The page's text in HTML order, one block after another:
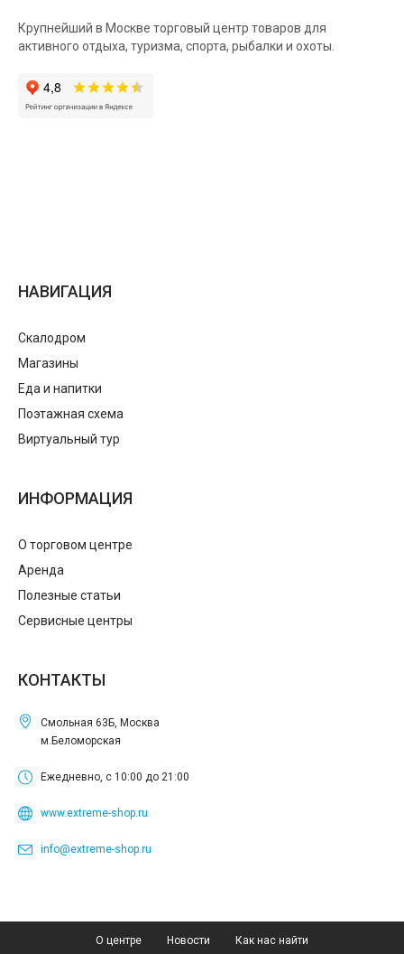
Крупнейший в Москве торговый центр товаров для
активного отдыха, туризма, спорта, рыбалки и охоты.
НАВИГАЦИЯ
Скалодром
Магазины
Еда и напитки
Поэтажная схема
Виртуальный тур
ИНФОРМАЦИЯ
О торговом центре
Аренда
Полезные статьи
Сервисные центры
КОНТАКТЫ
Смольная 63Б, Москва
м.Беломорская
Ежедневно, с 10:00 до 21:00
www.extreme-shop.ru
info@extreme-shop.ru
О центре Новости Как нас найти